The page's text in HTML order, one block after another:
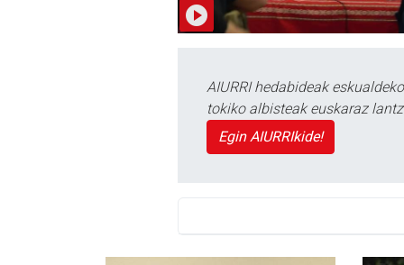
AIURRI hedabideak
tokiko albisteak euskaraz
Egin AIURRIkide!